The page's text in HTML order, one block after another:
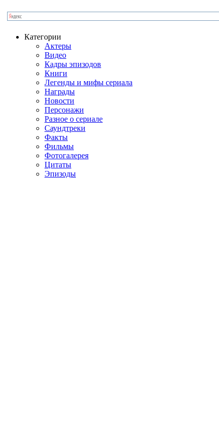
Категории
Актеры
Видео
Кадры эпизодов
Книги
Легенды и мифы сериала
Награды
Новости
Персонажи
Разное о сериале
Саундтреки
Факты
Фильмы
Фотогалерея
Цитаты
Эпизоды